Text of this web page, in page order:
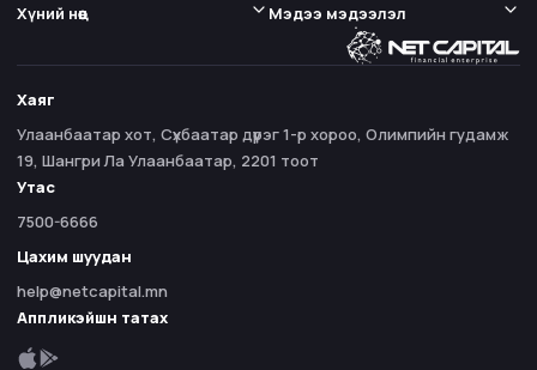
Хүний нөөц
Мэдээ мэдээлэл
Хаяг
Улаанбаатар хот, Сүхбаатар дүүрэг 1-р хороо, Олимпийн гудамж
19, Шангри Ла Улаанбаатар, 2201 тоот
Утас
7500-6666
Цахим шуудан
help@netcapital.mn
Аппликэйшн татах